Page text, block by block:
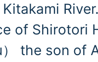
of Shirotori
the son of